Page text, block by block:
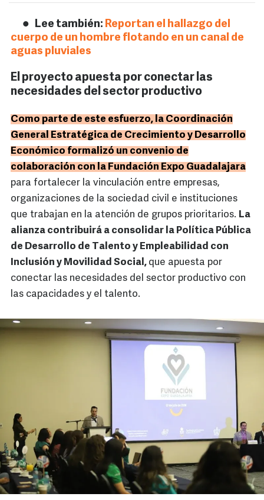
Lee también: Reportan el hallazgo del
cuerpo de un hombre flotando en un canal de
aguas pluviales
El proyecto apuesta por conectar las
necesidades del sector productivo
Como parte de este esfuerzo, la Coordinación
General Estratégica de Crecimiento y Desarrollo
Económico formalizó un convenio de
colaboración con la Fundación Expo Guadalajara
para fortalecer la vinculación entre empresas,
organizaciones de la sociedad civil e instituciones
que trabajan en la atención de grupos prioritarios. La
alianza contribuirá a consolidar la Política Pública
de Desarrollo de Talento y Empleabilidad con
Inclusión y Movilidad Social, que apuesta por
conectar las necesidades del sector productivo con
las capacidades y el talento.